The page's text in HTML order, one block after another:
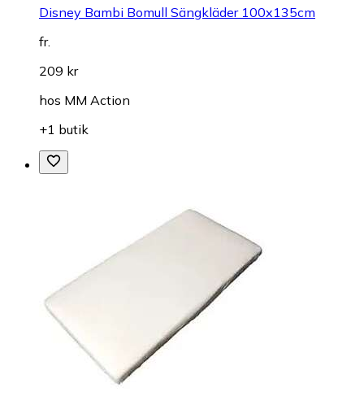
Disney Bambi Bomull Sängkläder 100x135cm
fr.
209 kr
hos MM Action
+1 butik